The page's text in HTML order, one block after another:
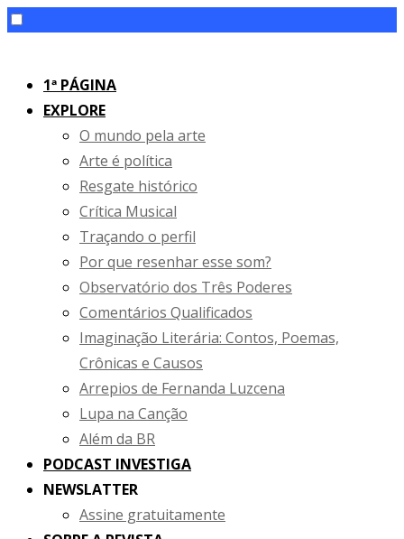
content1ª PÁGINA
EXPLORE
O mundo pela arte
Arte é política
Resgate histórico
Crítica Musical
Traçando o perfil
Por que resenhar esse som?
Observatório dos Três Poderes
Comentários Qualificados
Imaginação Literária: Contos, Poemas,
Crônicas e Causos
Arrepios de Fernanda Luzcena
Lupa na Canção
Além da BR
PODCAST INVESTIGA
NEWSLATTER
Assine gratuitamente